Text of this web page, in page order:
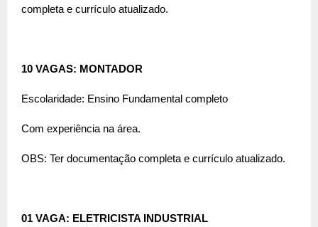
completa e currículo atualizado.
10 VAGAS: MONTADOR
Escolaridade: Ensino Fundamental completo
Com experiência na área.
OBS: Ter documentação completa e currículo atualizado.
01 VAGA: ELETRICISTA INDUSTRIAL